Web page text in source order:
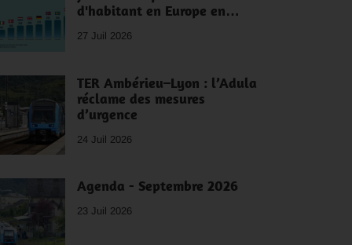
d'habitant en Europe en…
27 Juil 2026
TER Ambérieu–Lyon : l’Adula
réclame des mesures
d’urgence
24 Juil 2026
Agenda - Septembre 2026
23 Juil 2026